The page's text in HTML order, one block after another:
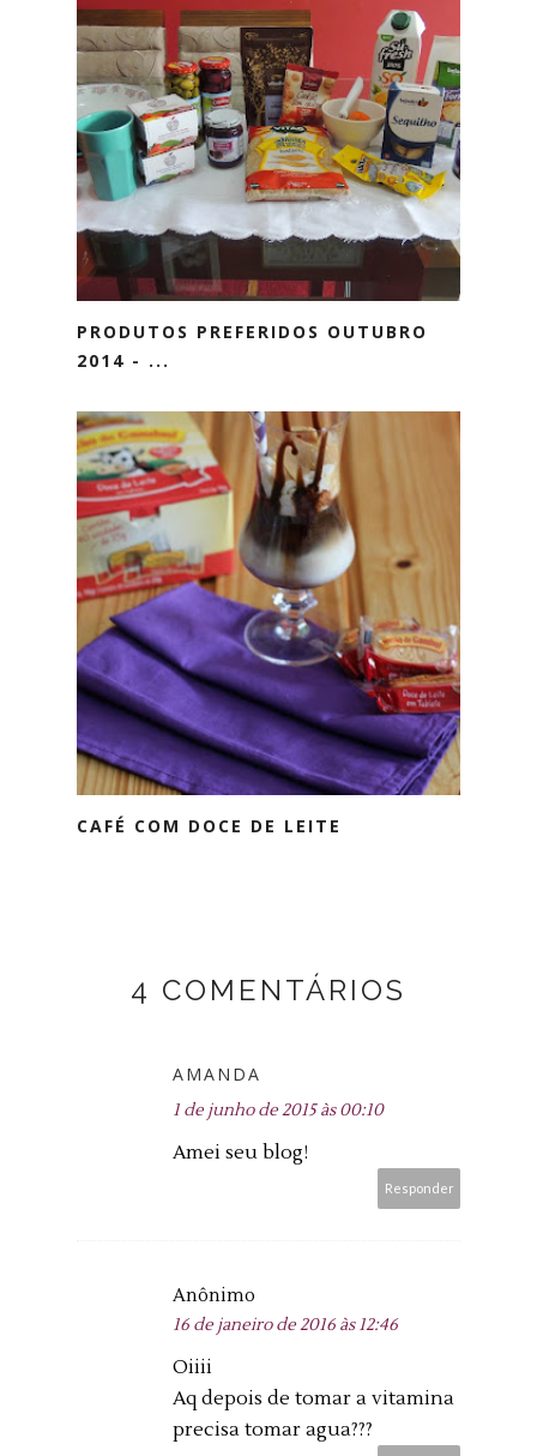
PRODUTOS PREFERIDOS OUTUBRO
2014 - ...
CAFÉ COM DOCE DE LEITE
4 COMENTÁRIOS
AMANDA
1 de junho de 2015 às 00:10
Amei seu blog!
Responder
Anônimo
16 de janeiro de 2016 às 12:46
Oiiii
Aq depois de tomar a vitamina
precisa tomar agua???